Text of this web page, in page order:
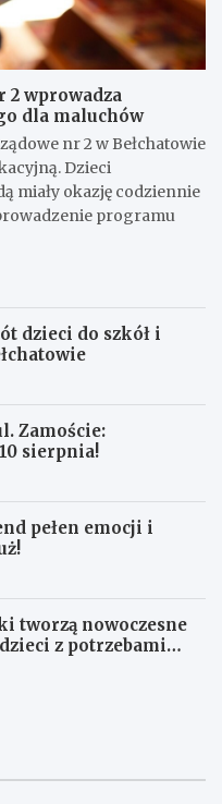
2 wprowadza
dla maluchów
nr 2 w Bełchatowie
Dzieci
miały okazję codziennie
programu
dzieci do szkół i
Zamoście:
sierpnia!
pełen emocji i
tworzą nowoczesne
z potrzebami